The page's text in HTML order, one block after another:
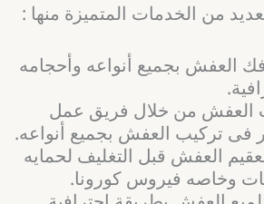
من الخدمات المتميزة منها :
العفش بجميع أنواعه وأحجامه
العفش من خلال فريق عمل
فى تركيب العفش بجميع أنواعه.
العفش قبل التغليف لحمايه
وخاصه فيروس كورونا.